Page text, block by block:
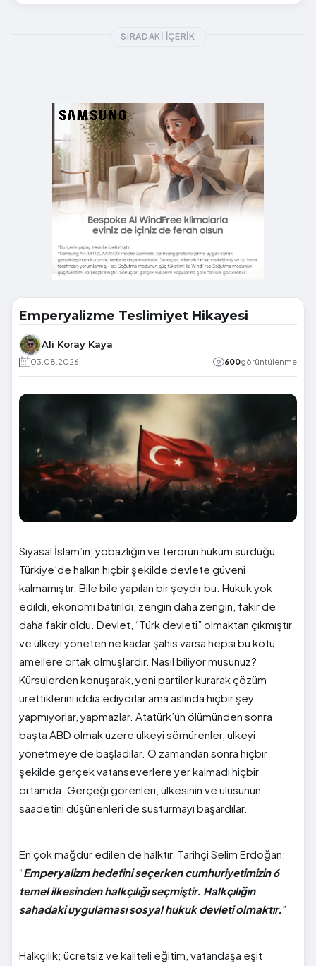
SIRADAKI İÇERIK
Emperyalizme Teslimiyet Hikayesi
Ali Koray Kaya
03.08.2026 600görüntülenme
Siyasal İslam’ın, yobazlığın ve terörün hüküm sürdüğü
Türkiye’de halkın hiçbir şekilde devlete güveni
kalmamıştır. Bile bile yapılan bir şeydir bu. Hukuk yok
edildi, ekonomi batırıldı, zengin daha zengin, fakir de
daha fakir oldu. Devlet, “Türk devleti” olmaktan çıkmıştır
ve ülkeyi yöneten ne kadar şahıs varsa hepsi bu kötü
amellere ortak olmuşlardır. Nasıl biliyor musunuz?
Kürsülerden konuşarak, yeni partiler kurarak çözüm
ürettiklerini iddia ediyorlar ama aslında hiçbir şey
yapmıyorlar, yapmazlar. Atatürk’ün ölümünden sonra
başta ABD olmak üzere ülkeyi sömürenler, ülkeyi
yönetmeye de başladılar. O zamandan sonra hiçbir
şekilde gerçek vatanseverlere yer kalmadı hiçbir
ortamda. Gerçeği görenleri, ülkesinin ve ulusunun
saadetini düşünenleri de susturmayı başardılar.
En çok mağdur edilen de halktır. Tarihçi Selim Erdoğan:
“Emperyalizm hedefini seçerken cumhuriyetimizin 6
temel ilkesinden halkçılığı seçmiştir. Halkçılığın
sahadaki uygulaması sosyal hukuk devleti olmaktır.”
Halkçılık; ücretsiz ve kaliteli eğitim, vatandaşa eşit